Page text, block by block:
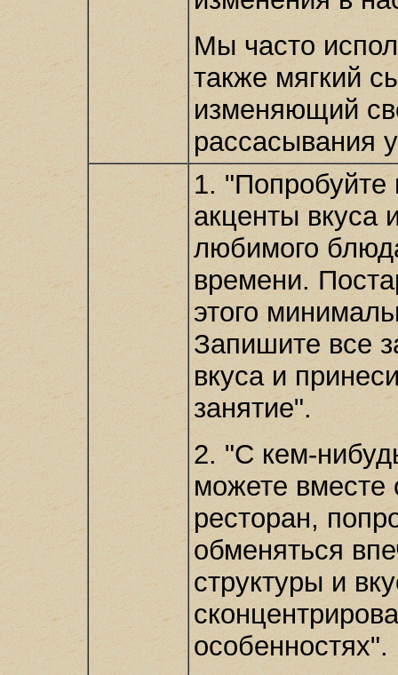
Мы часто
также мягкий
изменяющий
рассасывания
1. "Попробуйте
акценты вкуса
любимого
времени.
этого
Запишите все
вкуса и
занятие".
2. "С кем-
можете вместе
ресторан,
обменяться
структуры и
особенностях".